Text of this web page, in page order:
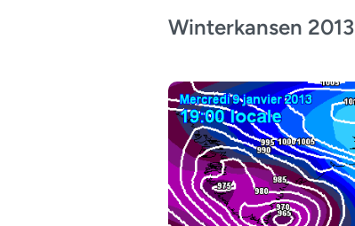
Winterkansen 2013